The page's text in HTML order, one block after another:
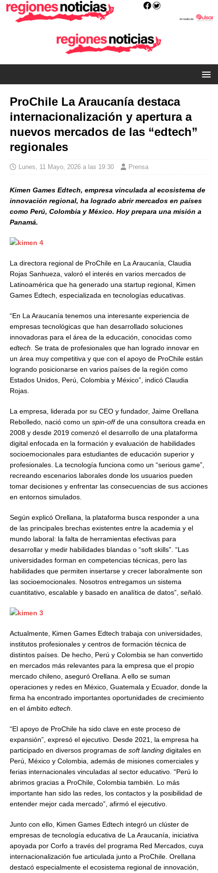
ProChile La Araucanía destaca
internacionalización y apertura a
nuevos mercados de las “edtech”
regionales
Lunes, 11 Mayo, 2026 a las 19:30 Prensa
Kimen Games Edtech, empresa vinculada al ecosistema de
innovación regional, ha logrado abrir mercados en países
como Perú, Colombia y México. Hoy prepara una misión a
Panamá.
La directora regional de ProChile en La Araucanía, Claudia
Rojas Sanhueza, valoró el interés en varios mercados de
Latinoamérica que ha generado una startup regional, Kimen
Games Edtech, especializada en tecnologías educativas.
“En La Araucanía tenemos una interesante experiencia de
empresas tecnológicas que han desarrollado soluciones
innovadoras para el área de la educación, conocidas como
edtech . Se trata de profesionales que han logrado innovar en
un área muy competitiva y que con el apoyo de ProChile están
logrando posicionarse en varios países de la región como
Estados Unidos, Perú, Colombia y México”, indicó Claudia
Rojas.
La empresa, liderada por su CEO y fundador, Jaime Orellana
Rebolledo, nació como un spin-offde una consultora creada en
2008 y desde 2019 comenzó el desarrollo de una plataforma
digital enfocada en la formación y evaluación de habilidades
socioemocionales para estudiantes de educación superior y
profesionales. La tecnología funciona como un “serious game”,
recreando escenarios laborales donde los usuarios pueden
tomar decisiones y enfrentar las consecuencias de sus acciones
en entornos simulados.
Según explicó Orellana, la plataforma busca responder a una
de las principales brechas existentes entre la academia y el
mundo laboral: la falta de herramientas efectivas para
desarrollar y medir habilidades blandas o “soft skills”. “Las
universidades forman en competencias técnicas, pero las
habilidades que permiten insertarse y crecer laboralmente son
las socioemocionales. Nosotros entregamos un sistema
cuantitativo, escalable y basado en analítica de datos”, señaló.
Actualmente, Kimen Games Edtech trabaja con universidades,
institutos profesionales y centros de formación técnica de
distintos países. De hecho, Perú y Colombia se han convertido
en mercados más relevantes para la empresa que el propio
mercado chileno, aseguró Orellana. A ello se suman
operaciones y redes en México, Guatemala y Ecuador, donde la
firma ha encontrado importantes oportunidades de crecimiento
en el ámbito edtech
“El apoyo de ProChile ha sido clave en este proceso de
expansión”, expresó el ejecutivo. Desde 2021, la empresa ha
participado en diversos programas de soft landing digitales en
Perú, México y Colombia, además de misiones comerciales y
ferias internacionales vinculadas al sector educativo. “Perú lo
abrimos gracias a ProChile, Colombia también. Lo más
importante han sido las redes, los contactos y la posibilidad de
entender mejor cada mercado”, afirmó el ejecutivo.
Junto con ello, Kimen Games Edtech integró un clúster de
empresas de tecnología educativa de La Araucanía, iniciativa
apoyada por Corfo a través del programa Red Mercados, cuya
internacionalización fue articulada junto a ProChile. Orellana
destacó especialmente el ecosistema regional de innovación,